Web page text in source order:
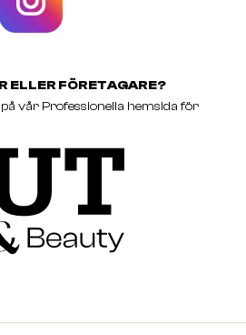
ELLER FÖRETAGARE?
vår Professionella hemsida för